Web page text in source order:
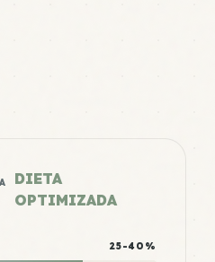
DIETA
OPTIMIZADA
25-40%